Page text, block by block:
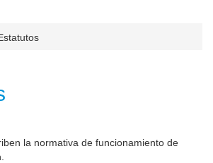
la normativa de funcionamiento de